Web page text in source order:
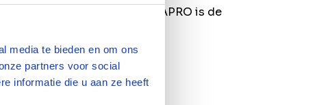
media te bieden en om ons
partners voor social
informatie die u aan ze heeft
doorgroeimogelijkheden. VAPRO is de
een VAPRO C